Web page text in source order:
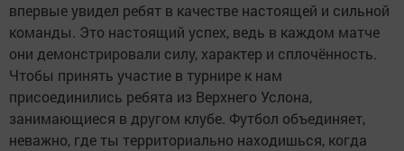
впервые увидел ребят в качестве настоящей и сильной
команды. Это настоящий успех, ведь в каждом матче
они демонстрировали силу, характер и сплочённость.
Чтобы принять участие в турнире к нам
присоединились ребята из Верхнего Услона,
занимающиеся в другом клубе. Футбол объединяет,
неважно, где ты территориально находишься, когда